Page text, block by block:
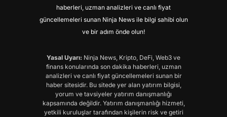
haberleri, uzman analizleri ve canlı fiyat
güncellemeleri sunan Ninja News ile bilgi sahibi olun
ve bir adım önde olun!
Yasal Uyarı: Ninja News, Kripto, DeFi, Web3 ve
finans konularında son dakika haberleri, uzman
analizleri ve canlı fiyat güncellemeleri sunan bir
haber sitesidir. Bu sitede yer alan yatırım bilgisi,
yorum ve tavsiyeler yatırım danışmanlığı
kapsamında değildir. Yatırım danışmanlığı hizmeti,
yetkili kuruluşlar tarafından kişilerin risk ve getiri